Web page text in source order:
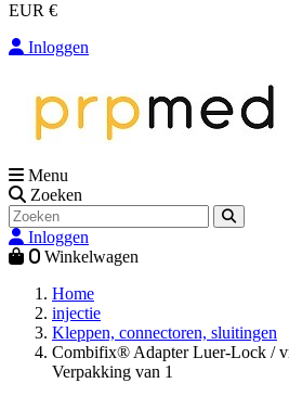
EUR €
Inloggen
Menu
Zoeken
Inloggen
0 Winkelwagen
Home
injectie
Kleppen, connectoren, sluitingen
Combifix® Adapter Luer-Lock /
Verpakking van 1